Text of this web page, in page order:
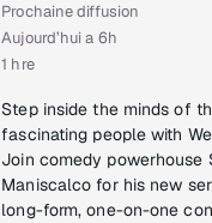
Prochaine diffusion
Aujourd’hui a 6h
1 hre
Step inside the minds of
fascinating people with
Join comedy powerhouse
Maniscalco for his new
long-form, one-on-one